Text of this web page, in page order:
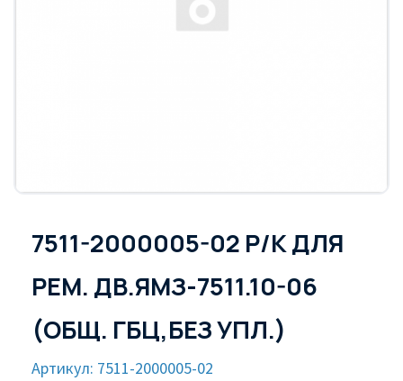
7511-2000005-02 Р/К ДЛЯ
РЕМ. ДВ.ЯМЗ-7511.10-06
(ОБЩ. ГБЦ,БЕЗ УПЛ.)
Артикул: 7511-2000005-02